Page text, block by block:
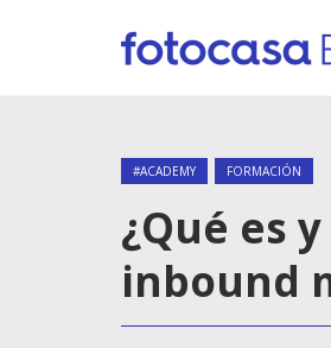
#ACADEMY FORMACIÓN
¿Qué es
inbound